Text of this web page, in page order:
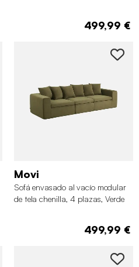
499,99 €
Movi
Sofá envasado al vacío modular
de tela chenilla, 4 plazas, Verde
499,99 €